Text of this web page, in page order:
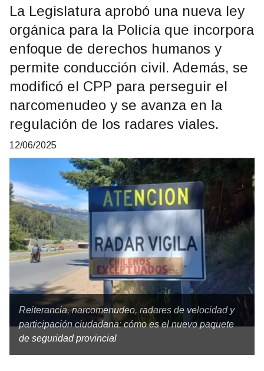
La Legislatura aprobó una nueva ley
orgánica para la Policía que incorpora
enfoque de derechos humanos y
permite conducción civil. Además, se
modificó el CPP para perseguir el
narcomenudeo y se avanza en la
regulación de los radares viales.
12/06/2025
Reiterancia, narcomenudeo, radares de velocidad y
participación ciudadana: cómo es el nuevo paquete
de seguridad provincial